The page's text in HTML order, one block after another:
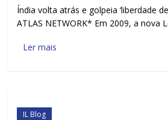
Índia volta atrás e golpeia ‘liberdade
ATLAS NETWORK* Em 2009, a nova
Ler mais
IL Blog